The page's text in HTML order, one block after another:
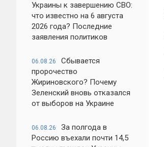
Украины к завершению СВО:
что известно на 6 августа
2026 года? Последние
заявления политиков
06.08.26
Сбывается
пророчество
Жириновского? Почему
Зеленский вновь отказался
от выборов на Украине
06.08.26
За полгода в
Россию въехали почти 14,5